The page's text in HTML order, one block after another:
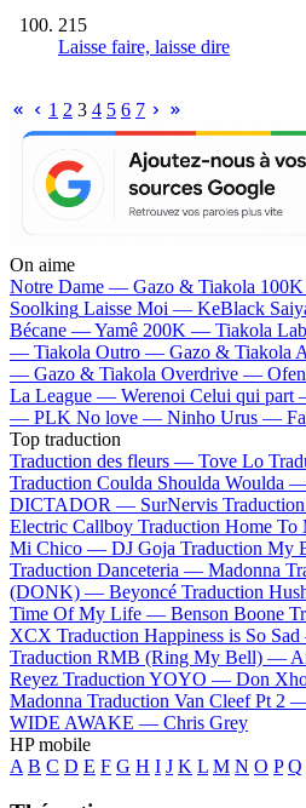
215
Laisse faire, laisse dire
1 2 3 4 5 6 7
On aime
Notre Dame — Gazo & Tiakola
Soolking Laisse Moi — KeBlack
Bécane —Yamê 200K — Tiakola
— Tiakola Outro — Gazo & Tiakola
— Gazo & Tiakola Overdrive —
La League — Werenoi Celui qui part
— PLK No love — Ninho Urus —
Top traduction
Traduction des fleurs — Tove Lo
Traduction Coulda Shoulda Woulda
DICTADOR — SurNervis
Electric Callboy Traduction Home
Mi Chico — DJ Goja Traduction My
Traduction Danceteria — Madonna
(DONK) — Beyoncé Traduction
Time Of My Life — Benson Boone
XCX Traduction Happiness is So
Traduction RMB (Ring My Bell) —
Reyez Traduction YOYO — Don
Madonna Traduction Van Cleef Pt 2
WIDE AWAKE — Chris Grey
HP mobile
A B C D E F G H I J K L M N O P Q